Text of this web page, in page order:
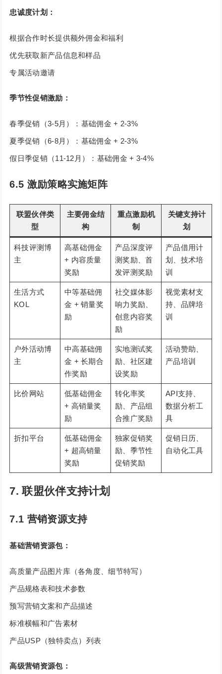
忠诚度计划：
根据合作时长提供额外佣金和福利
优先获取新产品信息和样品
专属活动邀请
季节性促销激励：
春季促销（3-5月）：基础佣金 + 2-3%
夏季促销（6-8月）：基础佣金 + 2-3%
假日季促销（11-12月）：基础佣金 + 3-4%
6.5 激励策略实施矩阵
联盟伙伴类
型
主要佣金结
构
重点激励机
制
关键支持计
划
科技评测博
主
高基础佣金
+ 内容质量
奖励
产品深度评
测奖励、首
发评测奖励
产品借用计
划、技术培
训
生活方式
KOL
中等基础佣
金 + 销量奖
励
社交媒体影
响力奖励、
创意内容奖
励
视觉素材支
持、品牌培
训
户外活动博
主
中高基础佣
金 + 长期合
作奖励
实地测试奖
励、社区建
设奖励
活动赞助、
产品培训
比价网站
低基础佣金
+ 高销量奖
励
转化率奖
励、产品组
合推广奖励
API支持、
数据分析工
具
折扣平台
低基础佣金
+ 超高销量
奖励
独家促销奖
励、季节性
促销奖励
促销日历、
自动化工具
7. 联盟伙伴支持计划
7.1 营销资源支持
基础营销资源包：
高质量产品图片库（各角度、细节特写）
产品规格表和技术参数
预写营销文案和产品描述
标准横幅和广告素材
产品USP（独特卖点）列表
高级营销资源包：